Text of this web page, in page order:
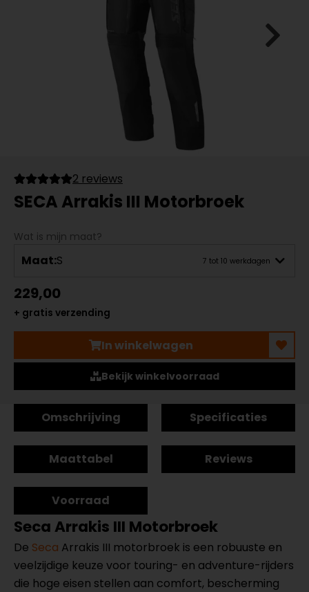
2 reviews
SECA Arrakis III Motorbroek
Wat is mijn maat?
Maat:S 7 tot 10 werkdagen
229,00
+ gratis verzending
In winkelwagen
Bekijk winkelvoorraad
Omschrijving Specificaties
Maattabel Reviews
Voorraad
Seca Arrakis III Motorbroek
De Seca Arrakis III motorbroek is een robuuste en
veelzijdige keuze voor touring- en adventure-rijders
die hoge eisen stellen aan comfort, bescherming